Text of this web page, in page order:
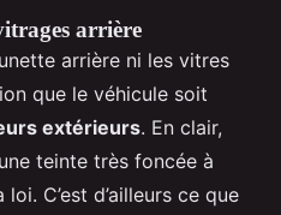
arrière
arrière ni les vitres
que le véhicule soit
extérieurs. En clair,
teinte très foncée à
C’est d’ailleurs ce que